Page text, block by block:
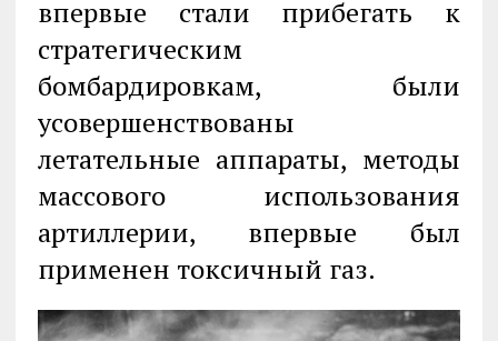
впервые стали прибегать к
стратегическим
бомбардировкам, были
усовершенствованы
летательные аппараты, методы
массового использования
артиллерии, впервые был
применен токсичный газ.